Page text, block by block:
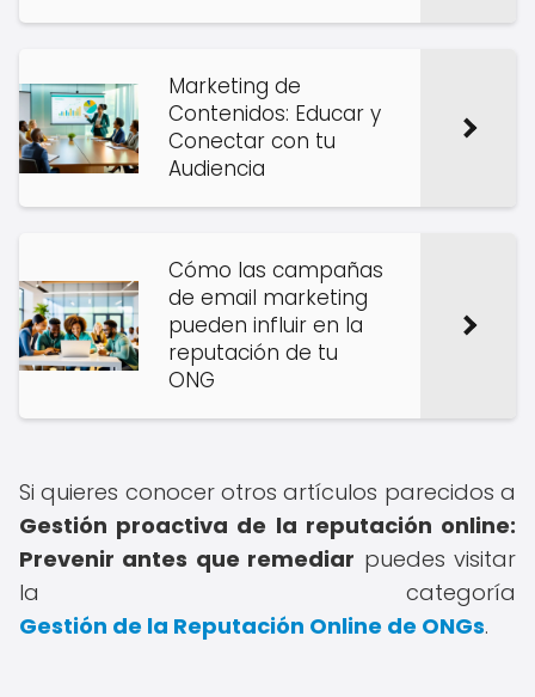
Marketing de
Contenidos: Educar y
Conectar con tu
Audiencia
Cómo las campañas
de email marketing
pueden influir en la
reputación de tu
ONG
Si quieres conocer otros artículos parecidos a
Gestión proactiva de la reputación online:
Prevenir antes que remediar puedes visitar
la categoría
Gestión de la Reputación Online de ONGs.